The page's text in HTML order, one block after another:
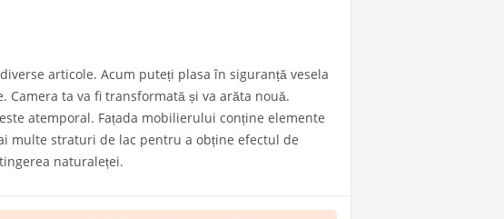
articole. Acum puteți plasa în siguranță vesela
ta va fi transformată și va arăta nouă.
atemporal. Fațada mobilierului conține elemente
multe straturi de lac pentru a obține efectul de
naturaleței.